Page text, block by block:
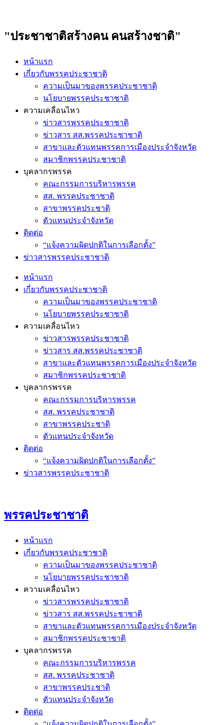
"ประชาชาติสร้างคน คนสร้างชาติ"
หน้าแรก
เกี่ยวกับพรรคประชาชาติ
ความเป็นมาของพรรคประชาชาติ
นโยบายพรรคประชาชาติ
ความเคลื่อนไหว
ข่าวสารพรรคประชาชาติ
ข่าวสาร สส.พรรคประชาชาติ
สาขาและตัวแทนพรรคการเมืองประจำจังหวัด
สมาชิกพรรคประชาชาติ
บุคลากรพรรค
คณะกรรมการบริหารพรรค
สส. พรรคประชาชาติ
สาขาพรรคประชาติ
ตัวแทนประจำจังหวัด
ติดต่อ
“แจ้งความผิดปกติในการเลือกตั้ง”
ข่าวสารพรรคประชาชาติ
หน้าแรก
เกี่ยวกับพรรคประชาชาติ
ความเป็นมาของพรรคประชาชาติ
นโยบายพรรคประชาชาติ
ความเคลื่อนไหว
ข่าวสารพรรคประชาชาติ
ข่าวสาร สส.พรรคประชาชาติ
สาขาและตัวแทนพรรคการเมืองประจำจังหวัด
สมาชิกพรรคประชาชาติ
บุคลากรพรรค
คณะกรรมการบริหารพรรค
สส. พรรคประชาชาติ
สาขาพรรคประชาติ
ตัวแทนประจำจังหวัด
ติดต่อ
“แจ้งความผิดปกติในการเลือกตั้ง”
ข่าวสารพรรคประชาชาติ
พรรคประชาชาติ
หน้าแรก
เกี่ยวกับพรรคประชาชาติ
ความเป็นมาของพรรคประชาชาติ
นโยบายพรรคประชาชาติ
ความเคลื่อนไหว
ข่าวสารพรรคประชาชาติ
ข่าวสาร สส.พรรคประชาชาติ
สาขาและตัวแทนพรรคการเมืองประจำจังหวัด
สมาชิกพรรคประชาชาติ
บุคลากรพรรค
คณะกรรมการบริหารพรรค
สส. พรรคประชาชาติ
สาขาพรรคประชาติ
ตัวแทนประจำจังหวัด
ติดต่อ